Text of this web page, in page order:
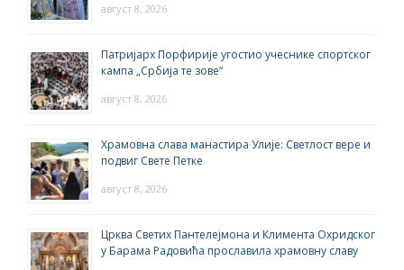
август 8, 2026
Патријарх Порфирије угостио учеснике спортског
кампа „Србија те зове“
август 8, 2026
Храмовна слава манастира Улије: Светлост вере и
подвиг Свете Петке
август 8, 2026
Црква Светих Пантелејмона и Климента Охридског
у Барама Радовића прославила храмовну славу